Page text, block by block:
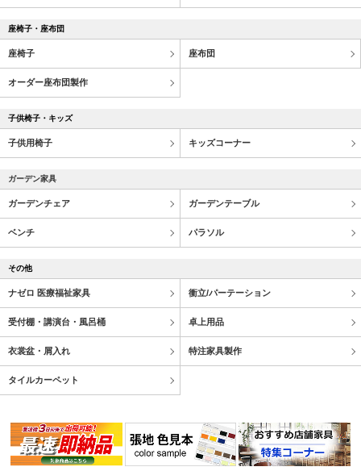
座椅子・座布団
座椅子 座布団
オーダー座布団製作
子供椅子・キッズ
子供用椅子 キッズコーナー
ガーデン家具
ガーデンチェア ガーデンテーブル
ベンチ パラソル
その他
ナゼロ 医療福祉家具 衝立/パーテーション
受付棚・講演台・風呂桶 卓上用品
衣裳盆・屑入れ 特注家具製作
タイルカーペット